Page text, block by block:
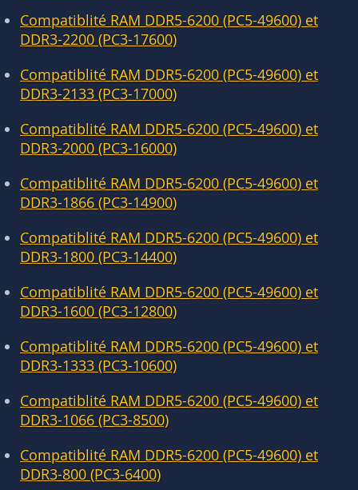
Compatiblité RAM DDR5-6200 (PC5-49600) et
DDR3-2200 (PC3-17600)
Compatiblité RAM DDR5-6200 (PC5-49600) et
DDR3-2133 (PC3-17000)
Compatiblité RAM DDR5-6200 (PC5-49600) et
DDR3-2000 (PC3-16000)
Compatiblité RAM DDR5-6200 (PC5-49600) et
DDR3-1866 (PC3-14900)
Compatiblité RAM DDR5-6200 (PC5-49600) et
DDR3-1800 (PC3-14400)
Compatiblité RAM DDR5-6200 (PC5-49600) et
DDR3-1600 (PC3-12800)
Compatiblité RAM DDR5-6200 (PC5-49600) et
DDR3-1333 (PC3-10600)
Compatiblité RAM DDR5-6200 (PC5-49600) et
DDR3-1066 (PC3-8500)
Compatiblité RAM DDR5-6200 (PC5-49600) et
DDR3-800 (PC3-6400)